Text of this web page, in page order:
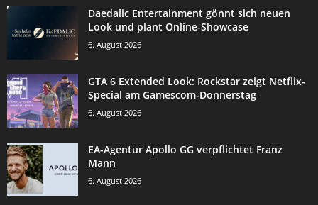
Daedalic Entertainment gönnt sich neuen
Look und plant Online-Showcase
6. August 2026
GTA 6 Extended Look: Rockstar zeigt Netflix-
Special am Gamescom-Donnerstag
6. August 2026
EA-Agentur Apollo GG verpflichtet Franz
Mann
6. August 2026